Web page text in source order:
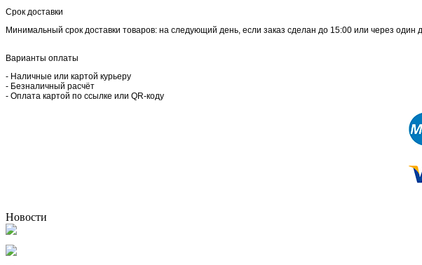
Срок доставки
Минимальный срок доставки товаров: на следующий день, если заказ сделан до 15:00 или через один
Варианты оплаты
- Наличные или картой курьеру
- Безналичный расчёт
- Оплата картой по ссылке или QR-коду
Новости